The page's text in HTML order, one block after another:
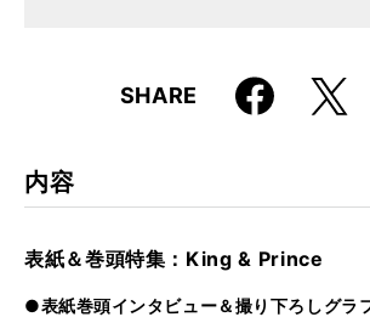
SHARE Faceboo
k
X
内容
表紙＆巻頭特集：King & Prince
●表紙巻頭インタビュー＆撮り下ろしグラ